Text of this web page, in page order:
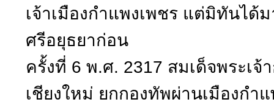
เจ้าเมืองกำแพงเพชร แต่มิทันได้
ศรีอยุธยาก่อน
ครั้งที่ 6 พ.ศ. 2317 สมเด็จพระเจ้
เชียงใหม่ ยกกองทัพผ่านเมืองกำ